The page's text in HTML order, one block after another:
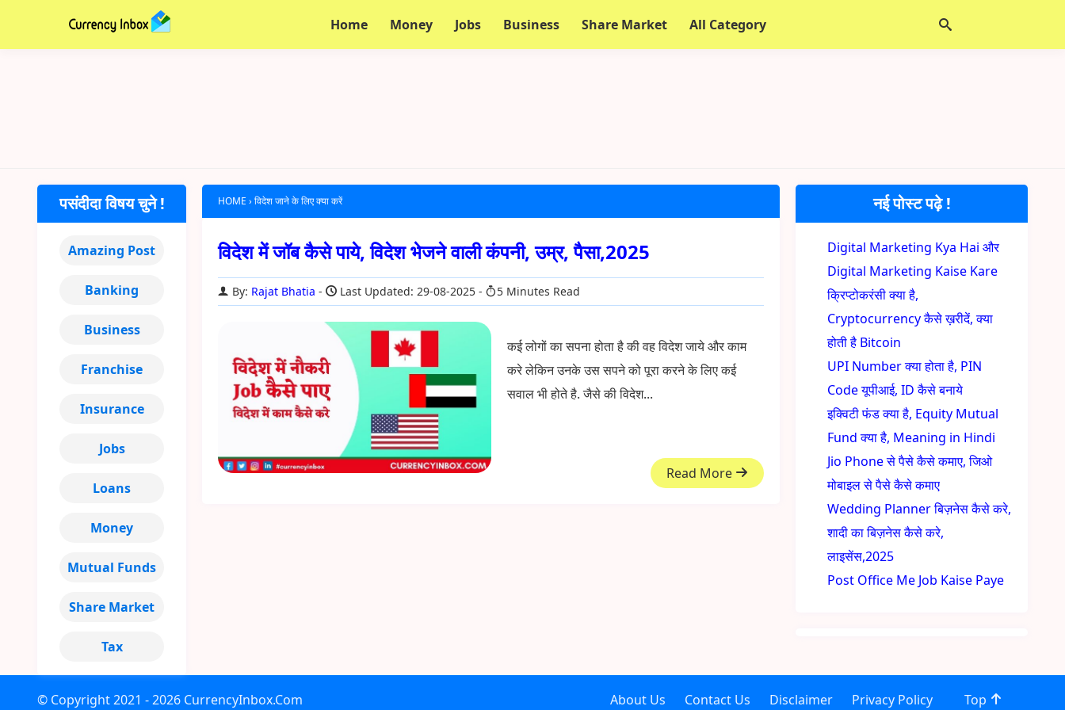
Home Money Jobs Business Share Market All Category
HOME ›विदेश जाने के लिए क्या करें
विदेश में जॉब कैसे पाये, विदेश भेजने वाली कंपनी, उम्र, पैसा,2025
By: Rajat Bhatia Last Updated: 29-08-2025 5 Minutes Read
कई लोगों का सपना होता है की वह विदेश जाये और काम
करे लेकिन उनके उस सपने को पूरा करने के लिए कई
सवाल भी होते है. जैसे की विदेश...
Read More
नई पोस्ट पढ़े !
Digital Marketing Kya Hai और
Digital Marketing Kaise Kare
क्रिप्टोकरंसी क्या है,
Cryptocurrency कैसे ख़रीदें, क्या
होती है Bitcoin
UPI Number क्या होता है, PIN
Code यूपीआई, ID कैसे बनाये
इक्विटी फंड क्या है, Equity Mutual
Fund क्या है, Meaning in Hindi
Jio Phone से पैसे कैसे कमाए, जिओ
मोबाइल से पैसे कैसे कमाए
Wedding Planner बिज़नेस कैसे करे,
शादी का बिज़नेस कैसे करे,
लाइसेंस,2025
Post Office Me Job Kaise Paye
पसंदीदा विषय चुने !
Amazing Post
Banking
Business
Franchise
Insurance
Jobs
Loans
Money
Mutual Funds
Share Market
Tax
© Copyright2021 - 2026 CurrencyInbox.Com About Us Contact Us Disclaimer Privacy Policy Top